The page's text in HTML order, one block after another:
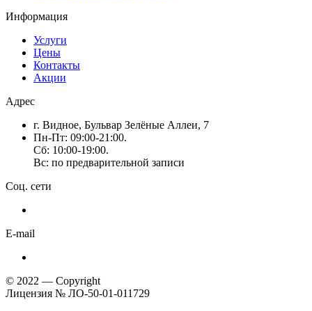
Информация
Услуги
Цены
Контакты
Акции
Адрес
г. Видное, Бульвар Зелёные Аллеи, 7
Пн-Пт: 09:00-21:00.
Сб: 10:00-19:00.
Вс: по предварительной записи
Соц. сети
E-mail
© 2022 — Copyright
Лицензия № ЛО-50-01-011729